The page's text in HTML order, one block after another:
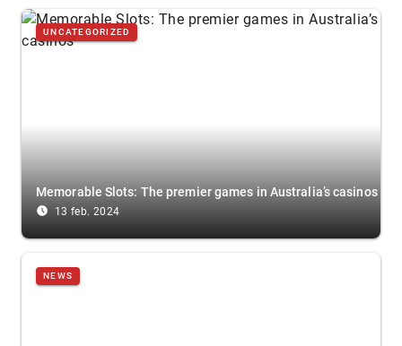
UNCATEGORIZED
Memorable Slots: The premier games in Australia’s casinos
access_time_filled 13 feb. 2024
NEWS